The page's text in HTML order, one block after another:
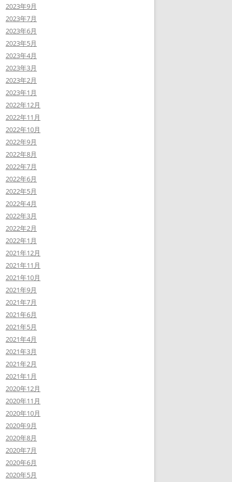
2023年9月
2023年7月
2023年6月
2023年5月
2023年4月
2023年3月
2023年2月
2023年1月
2022年12月
2022年11月
2022年10月
2022年9月
2022年8月
2022年7月
2022年6月
2022年5月
2022年4月
2022年3月
2022年2月
2022年1月
2021年12月
2021年11月
2021年10月
2021年9月
2021年7月
2021年6月
2021年5月
2021年4月
2021年3月
2021年2月
2021年1月
2020年12月
2020年11月
2020年10月
2020年9月
2020年8月
2020年7月
2020年6月
2020年5月